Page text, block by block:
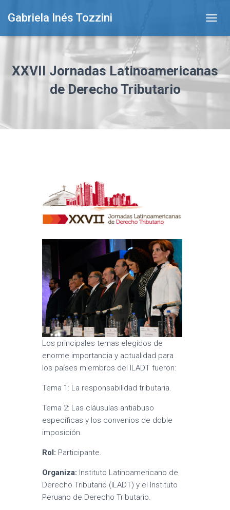
Gabriela Inés Tozzini
O
E
A
XXVII Jornadas Latinoamericanas
de Derecho Tributario
Los principales temas elegidos de
enorme importancia y actualidad para
los países miembros del ILADT fueron:
Tema 1: La responsabilidad tributaria.
Tema 2: Las cláusulas antiabuso
específicas y los convenios de doble
imposición.
Rol: Participante.
Organiza: Instituto Latinoamericano de
Derecho Tributario (ILADT) y el Instituto
Peruano de Derecho Tributario.